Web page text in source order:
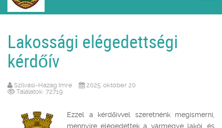
Lakossági elégedettségi
kérdőív
Szilvási-Hazag Imre
2025. október 20
Találatok: 72719
Ezzel a kérdőívvel szeretnénk megismerni,
mennyire elégedettek a vármegye lakói, és